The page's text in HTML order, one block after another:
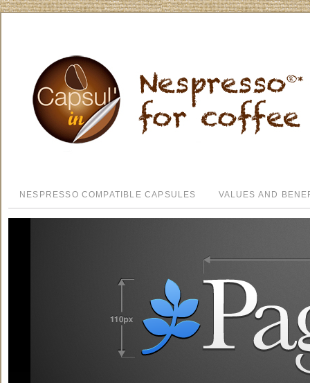
NESPRESSO COMPATIBLE CAPSULES VALUES AND